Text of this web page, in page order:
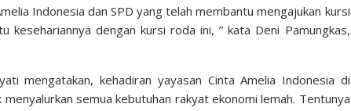
Indonesia dan SPD yang telah membantu mengajukan kursi
dengan kursi roda ini, ” kata Deni Pamungkas,
mengatakan, kehadiran yayasan Cinta Amelia Indonesia di
semua kebutuhan rakyat ekonomi lemah. Tentunya